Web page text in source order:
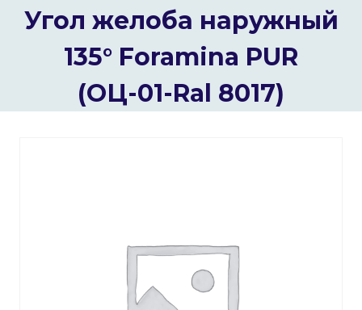
Угол желоба наружный
135° Foramina PUR
(ОЦ-01-Ral 8017)